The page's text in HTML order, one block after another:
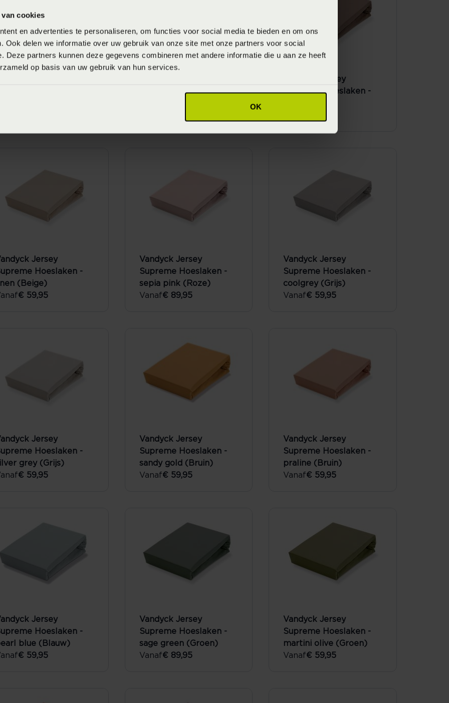
cookies
en advertenties te personaliseren, om functies voor social media te bieden en om ons
Ook delen we informatie over uw gebruik van onze site met onze partners voor social
Deze partners kunnen deze gegevens combineren met andere informatie die u aan ze heeft
op basis van uw gebruik van hun services.
OK
Supreme Hoeslaken -
Vandyck Jersey
Supreme Hoeslaken -
Jersey
Hoeslaken -
(Beige)
€ 59,95
Vandyck Jersey
Supreme Hoeslaken -
sepia pink (Roze)
Vanaf€ 89,95
Vandyck Jersey
Supreme Hoeslaken -
coolgrey (Grijs)
Vanaf€ 59,95
Jersey
Hoeslaken -
grey (Grijs)
€ 59,95
Vandyck Jersey
Supreme Hoeslaken -
sandy gold (Bruin)
Vanaf€ 59,95
Vandyck Jersey
Supreme Hoeslaken -
praline (Bruin)
Vanaf€ 59,95
Jersey
Hoeslaken -
blue (Blauw)
€ 59,95
Vandyck Jersey
Supreme Hoeslaken -
sage green (Groen)
Vanaf€ 89,95
Vandyck Jersey
Supreme Hoeslaken -
martini olive (Groen)
Vanaf€ 59,95